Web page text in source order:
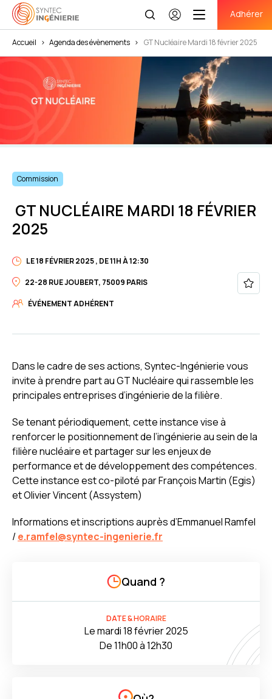
Se
connecter
Adhérer
Accueil > Agenda des évènements > GT Nucléaire Mardi 18 février 2025
Commission
GT NUCLÉAIRE MARDI 18 FÉVRIER
2025
LE 18 FÉVRIER 2025 , DE 11H À 12:30
22-28 RUE JOUBERT, 75009 PARIS
ÉVÉNEMENT ADHÉRENT
Dans le cadre de ses actions, Syntec-Ingénierie vous
invite à prendre part au GT Nucléaire qui rassemble les
principales entreprises d’ingénierie de la filière.
Se tenant périodiquement, cette instance vise à
renforcer le positionnement de l’ingénierie au sein de la
filière nucléaire et partager sur les enjeux de
performance et de développement des compétences.
Cette instance est co-piloté par François Martin (Egis)
et Olivier Vincent (Assystem)
Informations et inscriptions auprès d’Emmanuel Ramfel
/e.ramfel@syntec-ingenierie.fr
Quand ?
DATE & HORAIRE
Le mardi 18 février 2025
De 11h00 à 12h30